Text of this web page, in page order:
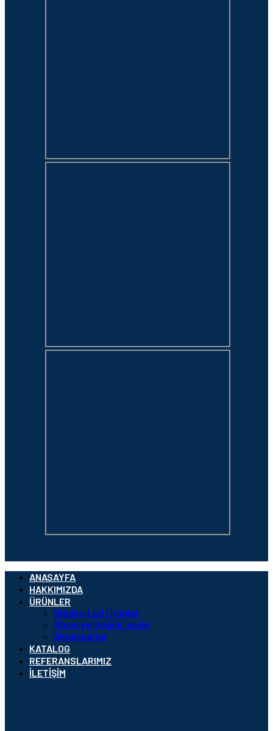
ANASAYFA
HAKKIMIZDA
ÜRÜNLER
Stüdyo Led Ürünler
Show ve Soğuk Işıklar
Aksesuarlar
KATALOG
REFERANSLARIMIZ
İLETIŞIM